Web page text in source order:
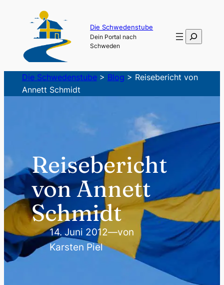
springen
Die Schwedenstube
Dein Portal nach
Schweden
Suchen
Die Schwedenstube> Blog > Reisebericht von
Annett Schmidt
Reisebericht
von Annett
Schmidt
14. Juni 2012—von
Karsten Piel